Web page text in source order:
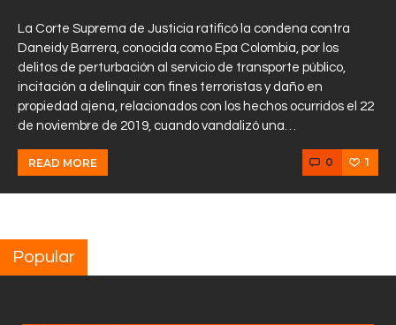
La Corte Suprema de Justicia ratificó la condena contra
Daneidy Barrera, conocida como Epa Colombia, por los
delitos de perturbación al servicio de transporte público,
incitación a delinquir con fines terroristas y daño en
propiedad ajena, relacionados con los hechos ocurridos el 22
de noviembre de 2019, cuando vandalizó una…
READ MORE 0 1
Popular